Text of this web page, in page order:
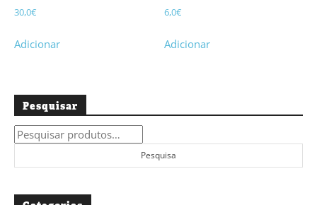
30,0€
Adicionar
6,0€
Adicionar
Pesquisar
Pesquisar
por:
Pesquisa